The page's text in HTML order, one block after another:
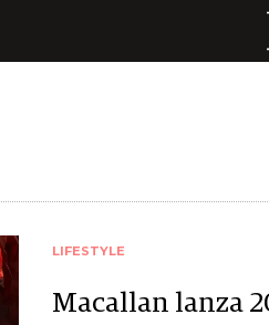
LIFESTYLE
Macallan lanza